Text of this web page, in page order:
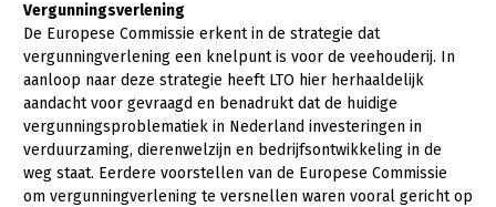
Melkveehouderij
Paardenhouderij
Pluimveehouderij
Schapenhouderij
Varkenshouderij
Vergunningsverlening
De Europese Commissie erkent in de strategie dat
vergunningverlening een knelpunt is voor de veehouderij. In
aanloop naar deze strategie heeft LTO hier herhaaldelijk
aandacht voor gevraagd en benadrukt dat de huidige
vergunningsproblematiek in Nederland investeringen in
verduurzaming, dierenwelzijn en bedrijfsontwikkeling in de
weg staat. Eerdere voorstellen van de Europese Commissie
om vergunningverlening te versnellen waren vooral gericht op